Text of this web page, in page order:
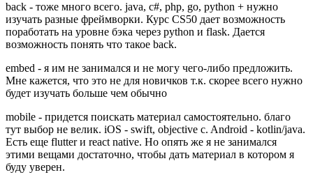
back - тоже много всего. java, c#, php, go, python + нужно
изучать разные фреймворки. Курс CS50 дает возможность
поработать на уровне бэка через python и flask. Дается
возможность понять что такое back.
embed - я им не занимался и не могу чего-либо предложить.
Мне кажется, что это не для новичков т.к. скорее всего нужно
будет изучать больше чем обычно
mobile - придется поискать материал самостоятельно. благо
тут выбор не велик. iOS - swift, objective c. Android - kotlin/java.
Есть еще flutter и react native. Но опять же я не занимался
этими вещами достаточно, чтобы дать материал в котором я
буду уверен.